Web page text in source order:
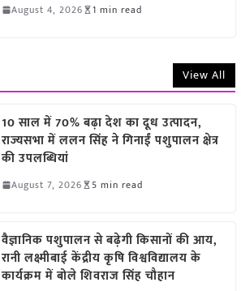
August 4, 2026 1 min read
View All
10 साल में 70% बढ़ा देश का दूध उत्पादन,
राज्यसभा में ललन सिंह ने गिनाईं पशुपालन क्षेत्र
की उपलब्धियां
August 7, 2026 5 min read
वैज्ञानिक पशुपालन से बढ़ेगी किसानों की आय,
रानी लक्ष्मीबाई केंद्रीय कृषि विश्वविद्यालय के
कार्यक्रम में बोले शिवराज सिंह चौहान